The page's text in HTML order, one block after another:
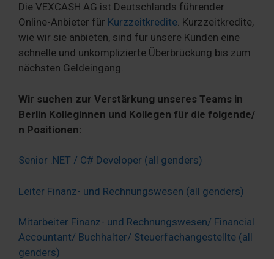
Die VEXCASH AG ist Deutschlands führender
Online-Anbieter für Kurzzeitkredite. Kurzzeitkredite,
wie wir sie anbieten, sind für unsere Kunden eine
schnelle und unkomplizierte Überbrückung bis zum
nächsten Geldeingang.
Wir suchen zur Verstärkung unseres Teams in
Berlin Kolleginnen und Kollegen für die folgende/
n Positionen:
Senior .NET / C# Developer (all genders)
Leiter Finanz- und Rechnungswesen (all genders)
Mitarbeiter Finanz- und Rechnungswesen/ Financial
Accountant/ Buchhalter/ Steuerfachangestellte (all
genders)